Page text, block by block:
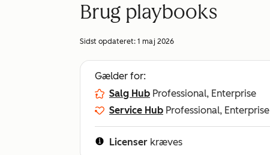
Brug playbooks
Sidst opdateret: 1 maj 2026
Gælder for:
Salg Hub Professional, Enterprise
Service Hub Professional, Enterprise
Licenser kræves